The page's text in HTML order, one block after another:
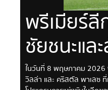
พรีเมียร์
ชัยชนะแล
ในวันที่ 8 พฤษภาคม 2026
วิลล่า และ คริสตัล พาเลซ